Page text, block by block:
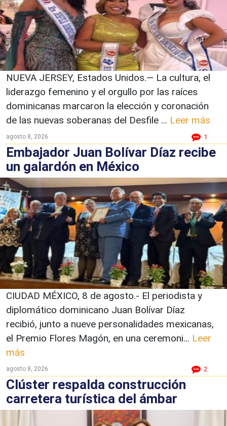
NUEVA JERSEY, Estados Unidos.— La cultura, el
liderazgo femenino y el orgullo por las raíces
dominicanas marcaron la elección y coronación
de las nuevas soberanas del Desfile ... Leer más
agosto 8, 2026 1
Embajador Juan Bolívar Díaz recibe
un galardón en México
CIUDAD MÉXICO, 8 de agosto.- El periodista y
diplomático dominicano Juan Bolívar Díaz
recibió, junto a nueve personalidades mexicanas,
el Premio Flores Magón, en una ceremoni... Leer
más
agosto 8, 2026 2
Clúster respalda construcción
carretera turística del ámbar